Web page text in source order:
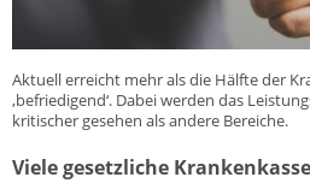
Aktuell erreicht mehr als die Hälfte der
‚befriedigend‘. Dabei werden das
kritischer gesehen als andere Bereiche.
Viele gesetzliche